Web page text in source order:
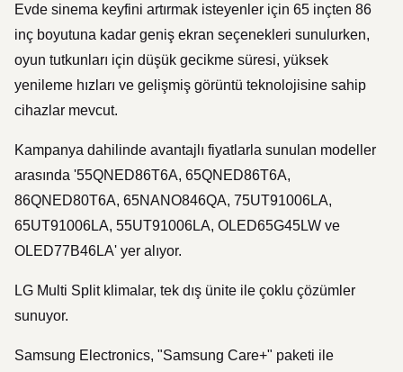
Evde sinema keyfini artırmak isteyenler için 65 inçten 86
inç boyutuna kadar geniş ekran seçenekleri sunulurken,
oyun tutkunları için düşük gecikme süresi, yüksek
yenileme hızları ve gelişmiş görüntü teknolojisine sahip
cihazlar mevcut.
Kampanya dahilinde avantajlı fiyatlarla sunulan modeller
arasında '55QNED86T6A, 65QNED86T6A,
86QNED80T6A, 65NANO846QA, 75UT91006LA,
65UT91006LA, 55UT91006LA, OLED65G45LW ve
OLED77B46LA' yer alıyor.
LG Multi Split klimalar, tek dış ünite ile çoklu çözümler
sunuyor.
Samsung Electronics, "Samsung Care+" paketi ile